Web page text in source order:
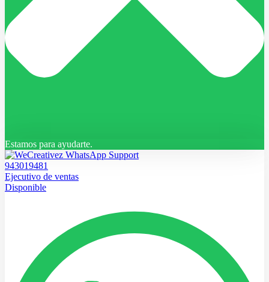
Estamos para ayudarte.
943019481
Ejecutivo de ventas
Disponible